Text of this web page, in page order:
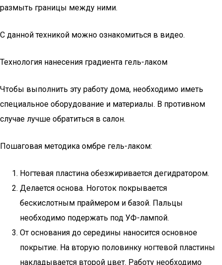
размыть границы между ними.
С данной техникой можно ознакомиться в видео.
Технология нанесения градиента гель-лаком
Чтобы выполнить эту работу дома, необходимо иметь
специальное оборудование и материалы. В противном
случае лучше обратиться в салон.
Пошаговая методика омбре гель-лаком:
Ногтевая пластина обезжиривается дегидратором.
Делается основа. Ноготок покрывается
бескислотным праймером и базой. Пальцы
необходимо подержать под УФ-лампой.
От основания до середины наносится основное
покрытие. На вторую половинку ногтевой пластины
накладывается второй цвет. Работу необходимо